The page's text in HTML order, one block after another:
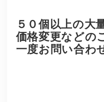
５０個以上の大
価格変更などの
一度お問い合わ